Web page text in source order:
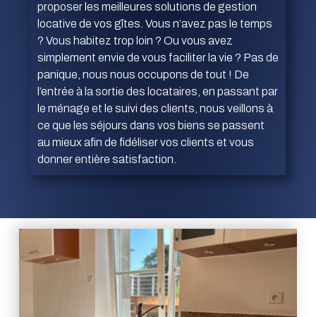
proposer les meilleures solutions de gestion
locative de vos gîtes. Vous n’avez pas le temps
? Vous habitez trop loin ? Ou vous avez
simplement envie de vous faciliter la vie ? Pas de
panique, nous nous occupons de tout ! De
l’entrée à la sortie des locataires, en passant par
le ménage et le suivi des clients, nous veillons à
ce que les séjours dans vos biens se passent
au mieux afin de fidéliser vos clients et vous
donner entière satisfaction.